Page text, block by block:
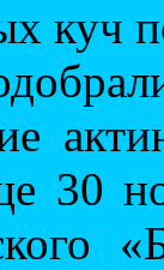
куч
30